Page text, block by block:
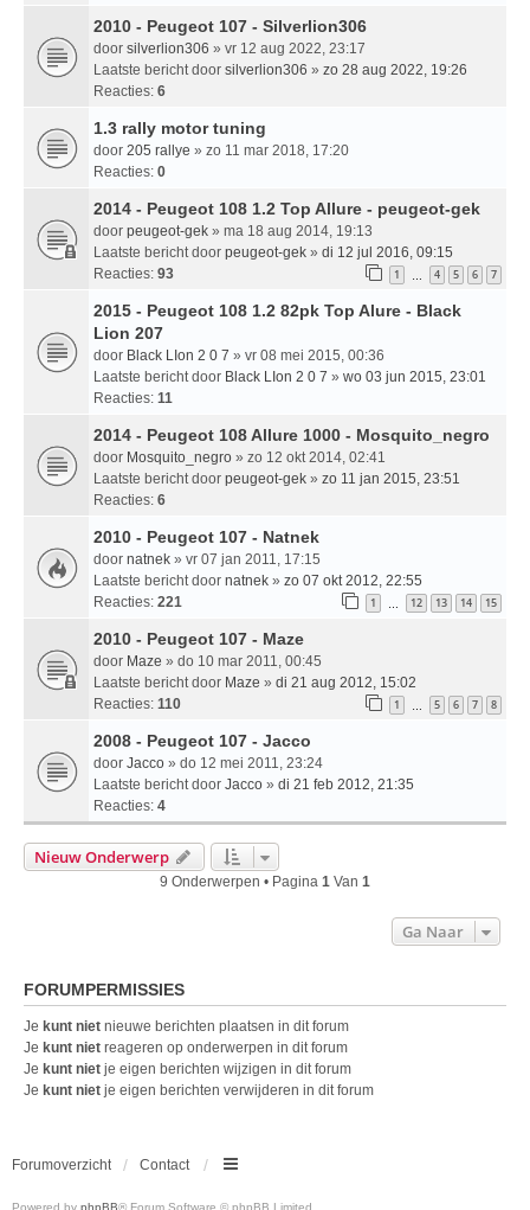
2010 - Peugeot 107 - Silverlion306
door silverlion306 » vr 12 aug 2022, 23:17
Laatste bericht door silverlion306 » zo 28 aug 2022, 19:26
Reacties: 6
1.3 rally motor tuning
door 205 rallye » zo 11 mar 2018, 17:20
Reacties: 0
2014 - Peugeot 108 1.2 Top Allure - peugeot-gek
door peugeot-gek » ma 18 aug 2014, 19:13
Laatste bericht door peugeot-gek » di 12 jul 2016, 09:15
Reacties: 93 1 … 4 5 6 7
2015 - Peugeot 108 1.2 82pk Top Alure - Black
Lion 207
door Black LIon 2 0 7 » vr 08 mei 2015, 00:36
Laatste bericht door Black LIon 2 0 7 » wo 03 jun 2015, 23:01
Reacties: 11
2014 - Peugeot 108 Allure 1000 - Mosquito_negro
door Mosquito_negro » zo 12 okt 2014, 02:41
Laatste bericht door peugeot-gek » zo 11 jan 2015, 23:51
Reacties: 6
2010 - Peugeot 107 - Natnek
door natnek » vr 07 jan 2011, 17:15
Laatste bericht door natnek » zo 07 okt 2012, 22:55
Reacties: 221 1 … 12 13 14 15
2010 - Peugeot 107 - Maze
door Maze » do 10 mar 2011, 00:45
Laatste bericht door Maze » di 21 aug 2012, 15:02
Reacties: 110 1 … 5 6 7 8
2008 - Peugeot 107 - Jacco
door Jacco » do 12 mei 2011, 23:24
Laatste bericht door Jacco » di 21 feb 2012, 21:35
Reacties: 4
Nieuw Onderwerp
9 Onderwerpen • Pagina 1 Van 1
Ga Naar
FORUMPERMISSIES
Je kunt niet nieuwe berichten plaatsen in dit forum
Je kunt niet reageren op onderwerpen in dit forum
Je kunt niet je eigen berichten wijzigen in dit forum
Je kunt niet je eigen berichten verwijderen in dit forum
Forumoverzicht Contact
Powered by phpBB® Forum Software © phpBB Limited